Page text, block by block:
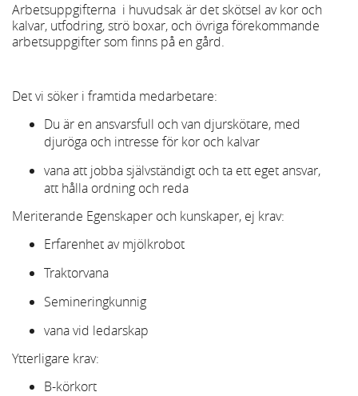
Arbetsuppgifterna i huvudsak är det skötsel av kor och
kalvar, utfodring, strö boxar, och övriga förekommande
arbetsuppgifter som finns på en gård.
Det vi söker i framtida medarbetare:
Du är en ansvarsfull och van djurskötare, med
djuröga och intresse för kor och kalvar
vana att jobba självständigt och ta ett eget ansvar,
att hålla ordning och reda
Meriterande Egenskaper och kunskaper, ej krav:
Erfarenhet av mjölkrobot
Traktorvana
Semineringkunnig
vana vid ledarskap
Ytterligare krav:
B-körkort